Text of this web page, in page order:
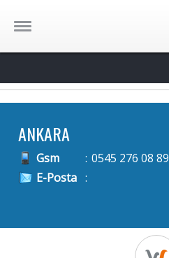
ANKARA
Gsm : 0545 276 08 89
E-Posta :